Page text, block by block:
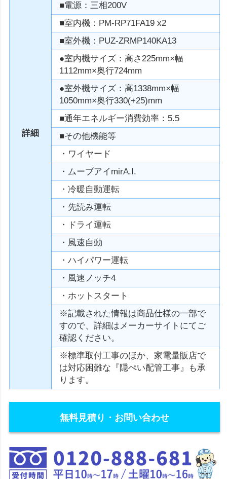
詳細
■電源：三相200V
■室内機：PM-RP71FA19 x2
■室外機：PUZ-ZRMP140KA13
●室内機サイズ：高さ225mm×幅
1112mm×奥行724mm
●室外機サイズ：高1338mm×幅
1050mm×奥行330(+25)mm
■通年エネルギー消費効率：5.5
■その他機能等
・ワイヤード
・ムーブアイmirA.I.
・冷暖自動運転
・先読み運転
・ドライ運転
・風速自動
・ハイパワー運転
・風速ノッチ4
・ホットスタート
※記載された情報は商品仕様の一部で
すので、詳細はメーカーサイトにてご
確認ください。
※標準取付工事のほか、家電量販店で
は対応困難な『隠ぺい配管工事』も承
ります。
無料見積り・お問い合わせ